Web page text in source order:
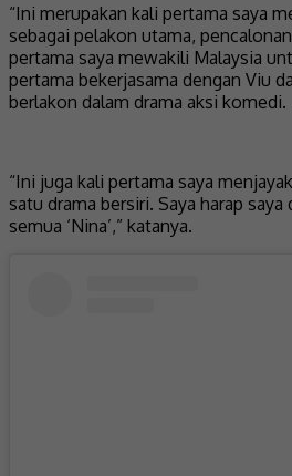
“Ini merupakan kali pertama saya
sebagai pelakon utama,
pertama saya mewakili Malaysia
pertama bekerjasama dengan Viu
berlakon dalam drama aksi komedi.
“Ini juga kali pertama saya
satu drama bersiri. Saya harap
semua ‘Nina’,” katanya.